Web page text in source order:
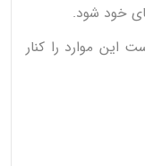
خود شود.
این موارد را کنار